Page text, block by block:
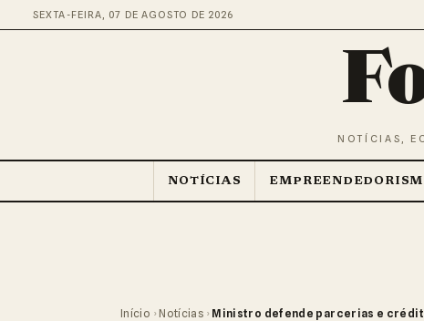
SEXTA-FEIRA, 07 DE AGOSTO DE 2026
NOTÍCIAS,
NOTÍCIAS
Início › Notícias › Ministro defende parcerias e